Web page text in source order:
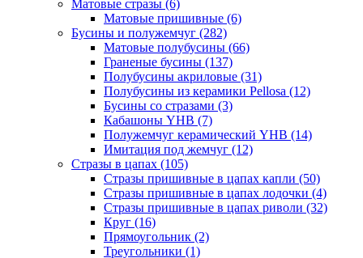
Матовые стразы (6)
Матовые пришивные (6)
Бусины и полужемчуг (282)
Матовые полубусины (66)
Граненые бусины (137)
Полубусины акриловые (31)
Полубусины из керамики Pellosa (12)
Бусины со стразами (3)
Кабашоны YHB (7)
Полужемчуг керамический YHB (14)
Имитация под жемчуг (12)
Стразы в цапах (105)
Стразы пришивные в цапах капли (50)
Стразы пришивные в цапах лодочки (4)
Стразы пришивные в цапах риволи (32)
Круг (16)
Прямоугольник (2)
Треугольники (1)